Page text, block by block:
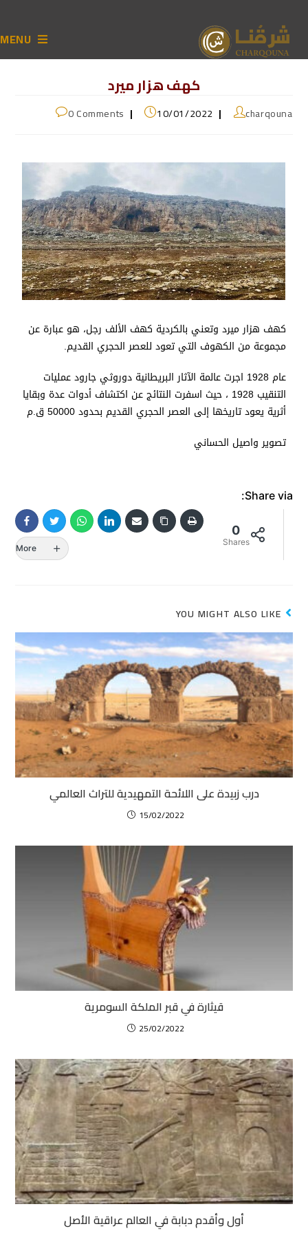
MENU
كهف هزار ميرد
charqouna
10/01/2022
0 Comments
كهف هزار ميرد وتعني بالكردية كهف الألف رجل، هو عبارة عن
مجموعة من الكهوف التي تعود للعصر الحجري القديم.
عام 1928 اجرت عالمة الآثار البريطانية دوروثي جارود عمليات
التنقيب 1928 ، حيث اسفرت النتائج عن اكتشاف أدوات عدة وبقايا
أثرية يعود تاريخها إلى العصر الحجري القديم بحدود 50000 ق.م
تصوير واصيل الحساني
Share via:
0
Shares
More
YOU MIGHT ALSO LIKE
درب زبيدة على اللائحة التمهيدية للتراث العالمي
15/02/2022
قيثارة في قبر الملكة السومرية
25/02/2022
أول وأقدم دبابة في العالم عراقية الأصل